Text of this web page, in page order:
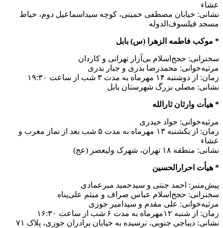
عشاء
نشانی: خیابان مصطفی خمینی، کوچه سیداسماعیل دوم، حیاط
مسجد فیلسوف‌الدوله
* موکب فاطمه الزهرا (س) بابل
سخنرانی: حجج‌اسلام بی‌آزار تهرانی و کاردان
مرثیه‌خوانی: محمدرضا بذری و جبار بذری
زمان: از دوشنبه ۱۴ مهرماه به مدت ۳ شب از ساعت ۱۹:۳۰
نشانی: مصلی بزرگ شهرستان بابل
* هیأت وارثان ثارالله
مرثیه‌خوانی: جواد حیدری
زمان: از یکشنبه ۱۳ مهرماه به مدت ۵ شب بعد از نماز مغرب و
عشاء
نشانی: منطقه ۱۸ تهران، شهرک ولیعصر (عج)
* هیأت احرارالحسین
پیش‌منبر: احمد جنتی و سیدحمید میرعمادی
سخنرانی: حجج‌اسلام عباس صراف و میثم علی‌پناه
مرثیه‌خوانی: علی مقدم و سیدامیر جوزی
زمان: از شنبه ۱۲مهرماه به مدت ۶ شب از ساعت ۱۶:۳۰
نشانی: دیباجی جنوبی، نرسیده به خیابان برادران جوزی، پلاک ۷۱